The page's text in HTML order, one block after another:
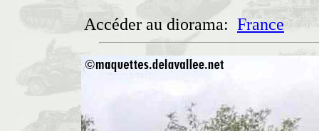
Accéder au diorama: France